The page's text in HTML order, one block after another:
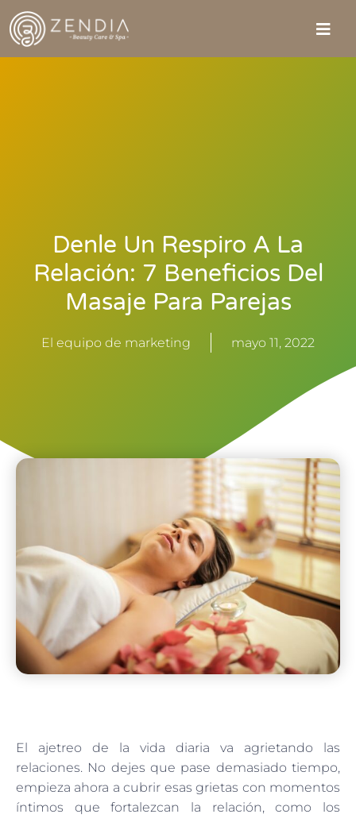
Denle Un Respiro A La
Relación: 7 Beneficios Del
Masaje Para Parejas
El equipo de marketing mayo 11, 2022
El ajetreo de la vida diaria va agrietando las
relaciones. No dejes que pase demasiado tiempo,
empieza ahora a cubrir esas grietas con momentos
íntimos que fortalezcan la relación, como los